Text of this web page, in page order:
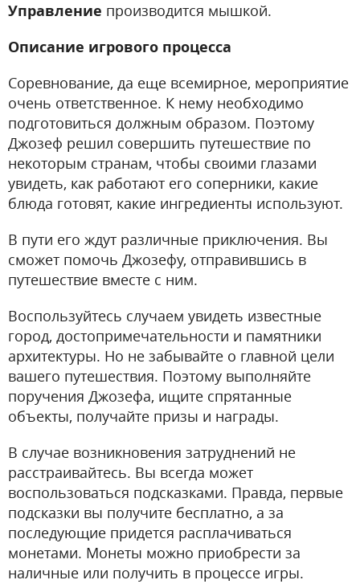
Управление производится мышкой.
Описание игрового процесса
Соревнование, да еще всемирное, мероприятие
очень ответственное. К нему необходимо
подготовиться должным образом. Поэтому
Джозеф решил совершить путешествие по
некоторым странам, чтобы своими глазами
увидеть, как работают его соперники, какие
блюда готовят, какие ингредиенты используют.
В пути его ждут различные приключения. Вы
сможет помочь Джозефу, отправившись в
путешествие вместе с ним.
Воспользуйтесь случаем увидеть известные
город, достопримечательности и памятники
архитектуры. Но не забывайте о главной цели
вашего путешествия. Поэтому выполняйте
поручения Джозефа, ищите спрятанные
объекты, получайте призы и награды.
В случае возникновения затруднений не
расстраивайтесь. Вы всегда может
воспользоваться подсказками. Правда, первые
подсказки вы получите бесплатно, а за
последующие придется расплачиваться
монетами. Монеты можно приобрести за
наличные или получить в процессе игры.